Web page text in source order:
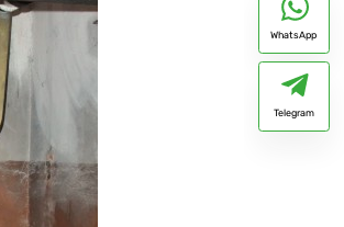
WhatsApp
Telegram